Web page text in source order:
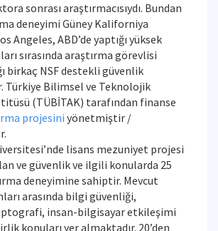
sonrası araştırmacısıydı. Bundan
deneyimi Güney Kaliforniya
Angeles, ABD’de yaptığı yüksek
sırasında araştırma görevlisi
birkaç NSF destekli güvenlik
Türkiye Bilimsel ve Teknolojik
(TÜBİTAK) tarafından finanse
projesiniyönetmiştir /
lisans mezuniyet projesi
ve güvenlik ve ilgili konularda 25
deneyimine sahiptir. Mevcut
arasında bilgi güvenliği,
insan-bilgisayar etkileşimi
konuları yer almaktadır. 20’den